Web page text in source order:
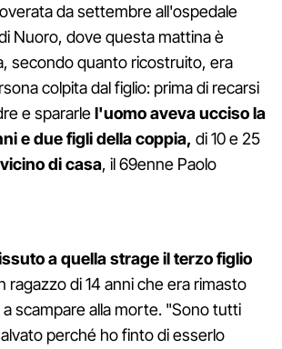
da settembre all'ospedale
Nuoro, dove questa mattina è
secondo quanto ricostruito, era
colpita dal figlio: prima di recarsi
e spararlel'uomo aveva ucciso la
e due figli della coppia, di 10 e 25
di casa, il 69enne Paolo
a quella strage il terzo figlio
ragazzo di 14 anni che era rimasto
scampare alla morte. "Sono tutti
perché ho finto di esserlo